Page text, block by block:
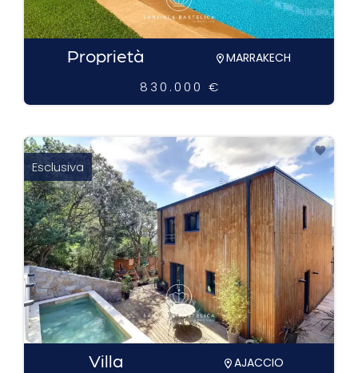
Proprietà MARRAKECH
830.000 €
Villa AJACCIO
Esclusiva